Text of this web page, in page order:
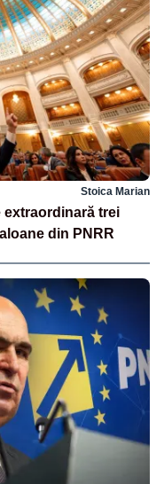
Stoica Marian
extraordinară trei
din PNRR